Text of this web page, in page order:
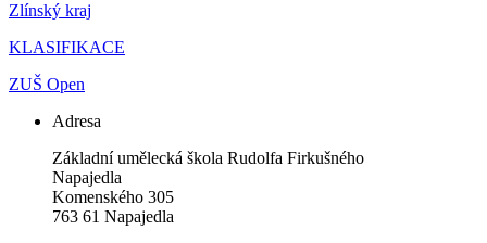
Zlínský kraj
KLASIFIKACE
ZUŠ Open
Adresa
Základní umělecká škola Rudolfa Firkušného
Napajedla
Komenského 305
763 61 Napajedla